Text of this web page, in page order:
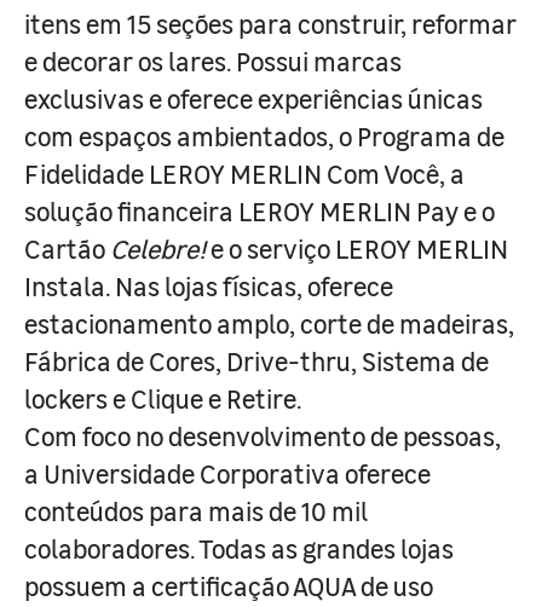
itens em 15 seções para construir, reformar
e decorar os lares. Possui marcas
exclusivas e oferece experiências únicas
com espaços ambientados, o Programa de
Fidelidade LEROY MERLIN Com Você, a
solução financeira LEROY MERLIN Pay e o
Cartão Celebre!e o serviço LEROY MERLIN
Instala. Nas lojas físicas, oferece
estacionamento amplo, corte de madeiras,
Fábrica de Cores, Drive-thru, Sistema de
lockers e Clique e Retire.
Com foco no desenvolvimento de pessoas,
a Universidade Corporativa oferece
conteúdos para mais de 10 mil
colaboradores. Todas as grandes lojas
possuem a certificação AQUA de uso